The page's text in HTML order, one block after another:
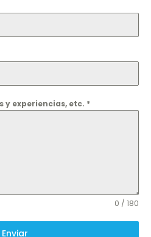
y experiencias, etc. *
0 / 180
Enviar